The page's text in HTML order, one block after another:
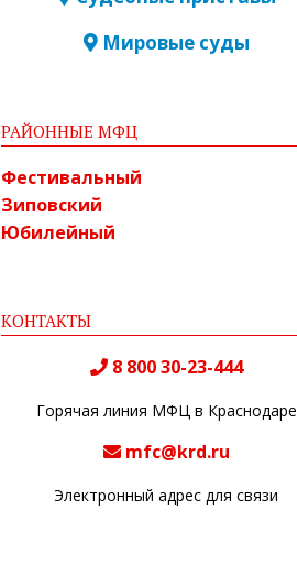
Мировые суды
РАЙОННЫЕ МФЦ
Фестивальный
Зиповский
Юбилейный
КОНТАКТЫ
8 800 30-23-444
Горячая линия МФЦ в Краснодаре
mfc@krd.ru
Электронный адрес для связи